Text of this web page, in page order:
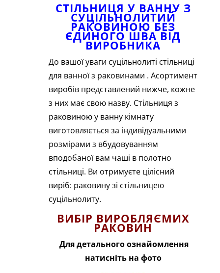
СТІЛЬНИЦЯ У ВАННУ З
СУЦІЛЬНОЛИТИЙ
РАКОВИНОЮ БЕЗ
ЄДИНОГО ШВА ВІД
ВИРОБНИКА
До вашої уваги суцільнолиті стільниці
для ванної з раковинами . Асортимент
виробів представлений нижче, кожне
з них має свою назву. Стільниця з
раковиною у ванну кімнату
виготовляється за індивідуальними
розмірами з вбудовуванням
вподобаної вам чаші в полотно
стільниці. Ви отримуєте цілісний
виріб: раковину зі стільницею
суцільнолиту.
ВИБІР ВИРОБЛЯЄМИХ
РАКОВИН
Для детального ознайомлення
натисніть на фото